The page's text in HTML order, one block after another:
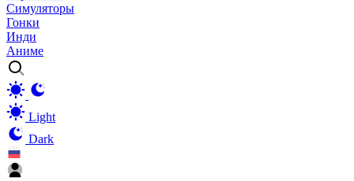
Симуляторы
Гонки
Инди
Аниме
Light
Dark